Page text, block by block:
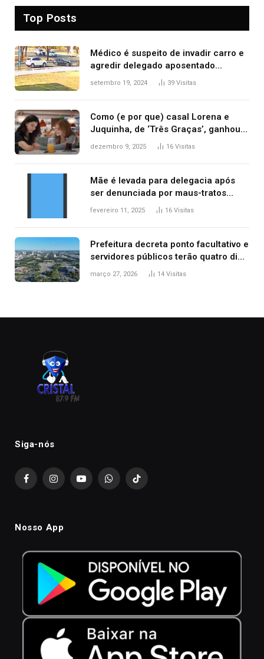
Top Posts
Médico é suspeito de invadir carro e
agredir delegado aposentado
durante confusão no trânsito
setembro 19, 2024 39 Visitas
Como (e por que) casal Lorena e
Juquinha, de ‘Três Graças’, ganhou
repercussão internacional
dezembro 9, 2025 16 Visitas
Mãe é levada para delegacia após
ser denunciada por maus-tratos
contra dois filhos, diz polícia
fevereiro 11, 2025 16 Visitas
Prefeitura decreta ponto facultativo e
servidores públicos terão quatro dias
de folga na Semana Santa
março 27, 2026 14 Visitas
Siga-nós
FacebookInstagramYouTubeWhatsAppTikTok
Nosso App